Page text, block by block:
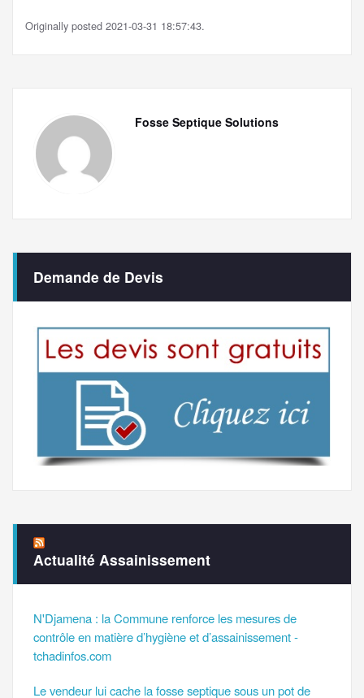
Originally posted 2021-03-31 18:57:43.
Fosse Septique Solutions
Demande de Devis
Actualité Assainissement
N'Djamena : la Commune renforce les mesures de
contrôle en matière d’hygiène et d’assainissement -
tchadinfos.com
Le vendeur lui cache la fosse septique sous un pot de